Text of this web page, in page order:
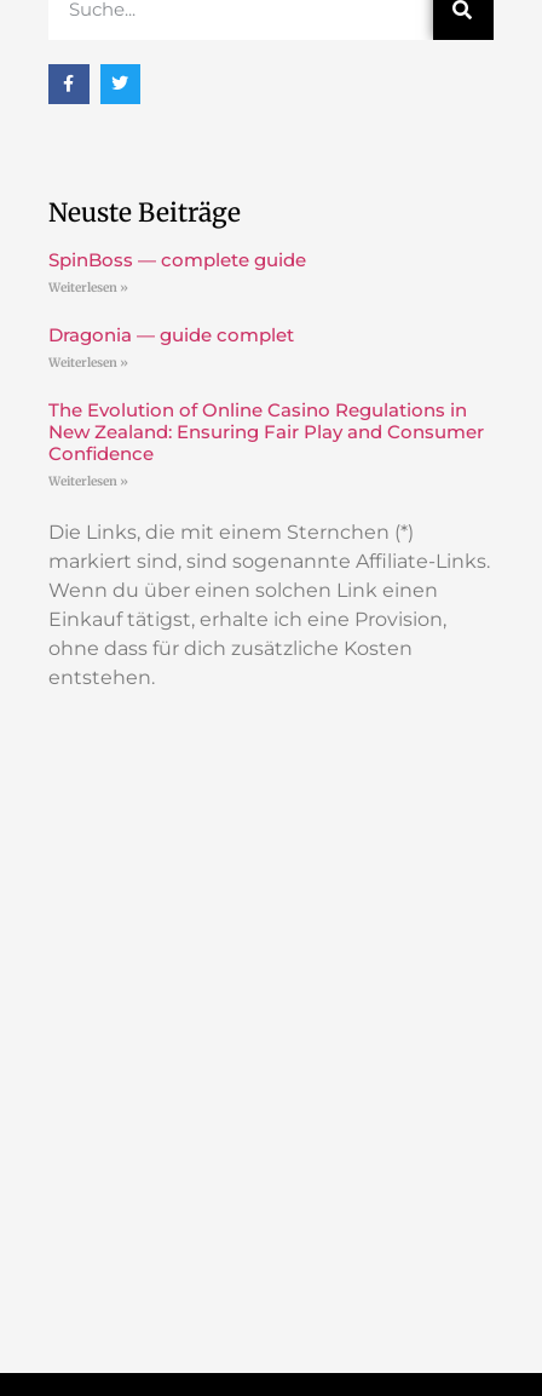
Neuste Beiträge
SpinBoss — complete guide
Weiterlesen »
Dragonia — guide complet
Weiterlesen »
The Evolution of Online Casino Regulations in
New Zealand: Ensuring Fair Play and Consumer
Confidence
Weiterlesen »
Die Links, die mit einem Sternchen (*)
markiert sind, sind sogenannte Affiliate-Links.
Wenn du über einen solchen Link einen
Einkauf tätigst, erhalte ich eine Provision,
ohne dass für dich zusätzliche Kosten
entstehen.